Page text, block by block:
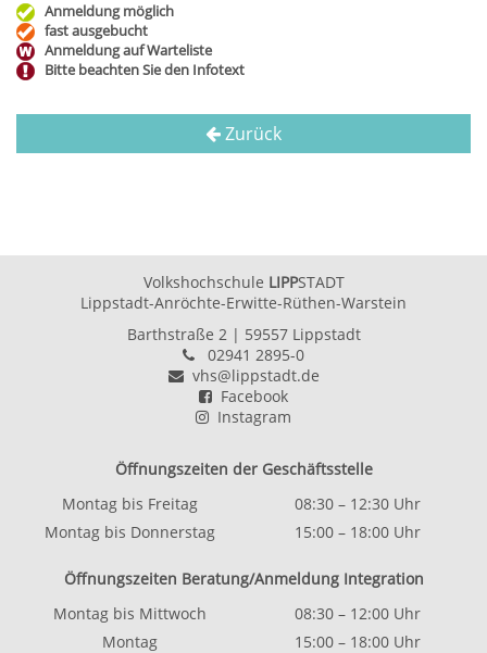
Anmeldung möglich
fast ausgebucht
Anmeldung auf Warteliste
Bitte beachten Sie den Infotext
Zurück
Volkshochschule LIPPSTADT
Lippstadt-Anröchte-Erwitte-Rüthen-Warstein
Barthstraße 2| 59557 Lippstadt
02941 2895-0
vhs@lippstadt.de
Facebook
Instagram
Öffnungszeiten der Geschäftsstelle
Montag bis Freitag
08:30 – 12:30 Uhr
Montag bis Donnerstag
15:00 – 18:00 Uhr
Öffnungszeiten Beratung/Anmeldung Integration
Montag bis Mittwoch
08:30 – 12:00 Uhr
Montag
15:00 – 18:00 Uhr